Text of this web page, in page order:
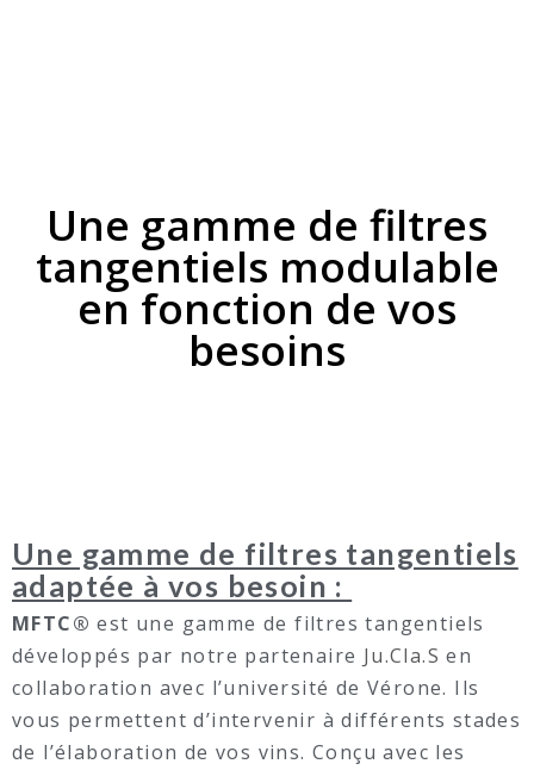
Une gamme de filtres
tangentiels modulable
en fonction de vos
besoins
Une gamme de filtres tangentiels
adaptée à vos besoin :
MFTC® est une gamme de filtres tangentiels
développés par notre partenaire Ju.Cla.S en
collaboration avec l’université de Vérone. Ils
vous permettent d’intervenir à différents stades
de l’élaboration de vos vins. Conçu avec les